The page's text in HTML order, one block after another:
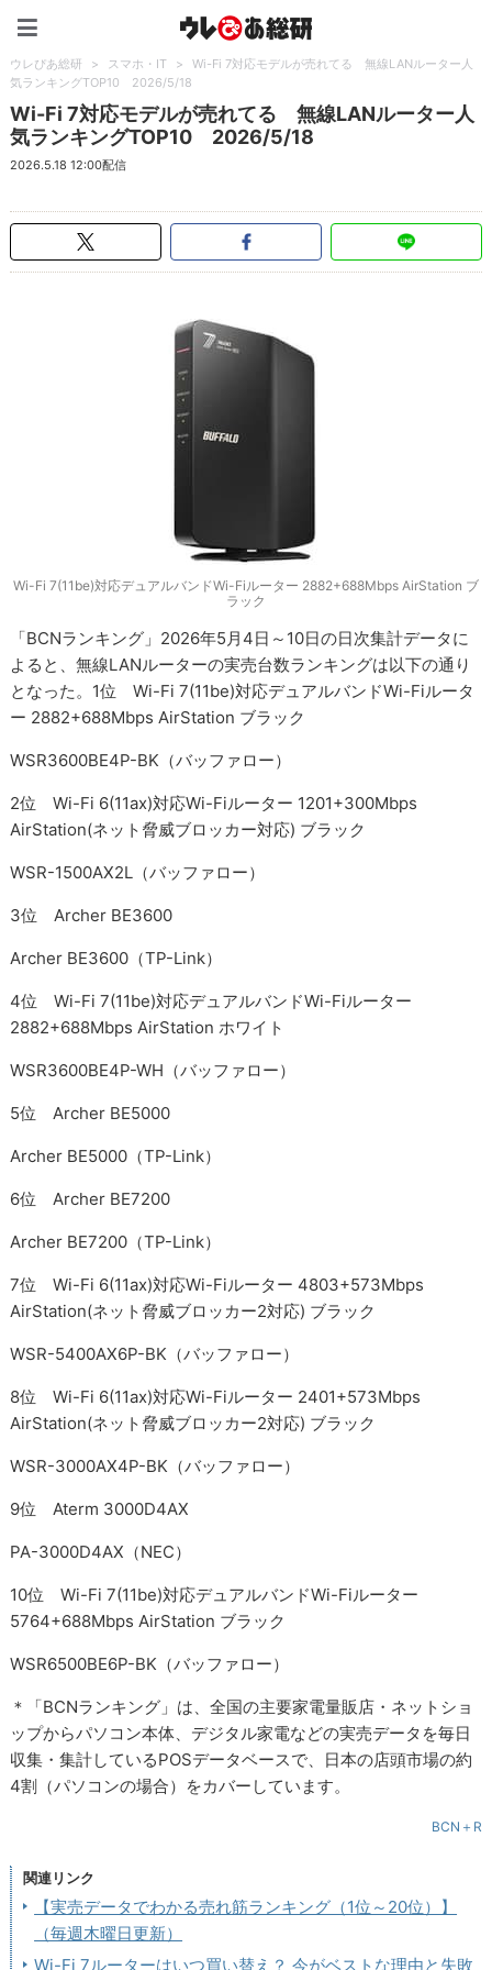
ウレぴあ総研 > スマホ・IT >
Wi-Fi 7対応モデルが売れてる 無線LANルーター人
気ランキングTOP10 2026/5/18
Wi-Fi 7対応モデルが売れてる 無線LANルーター人
気ランキングTOP10 2026/5/18
2026.5.18 12:00配信
Wi-Fi 7(11be)対応デュアルバンドWi-Fiルーター 2882+688Mbps AirStation ブ
ラック
「BCNランキング」2026年5月4日～10日の日次集計データに
よると、無線LANルーターの実売台数ランキングは以下の通り
となった。1位 Wi-Fi 7(11be)対応デュアルバンドWi-Fiルータ
ー 2882+688Mbps AirStation ブラック
WSR3600BE4P-BK（バッファロー）
2位 Wi-Fi 6(11ax)対応Wi-Fiルーター 1201+300Mbps
AirStation(ネット脅威ブロッカー対応) ブラック
WSR-1500AX2L（バッファロー）
3位 Archer BE3600
Archer BE3600（TP-Link）
4位 Wi-Fi 7(11be)対応デュアルバンドWi-Fiルーター
2882+688Mbps AirStation ホワイト
WSR3600BE4P-WH（バッファロー）
5位 Archer BE5000
Archer BE5000（TP-Link）
6位 Archer BE7200
Archer BE7200（TP-Link）
7位 Wi-Fi 6(11ax)対応Wi-Fiルーター 4803+573Mbps
AirStation(ネット脅威ブロッカー2対応) ブラック
WSR-5400AX6P-BK（バッファロー）
8位 Wi-Fi 6(11ax)対応Wi-Fiルーター 2401+573Mbps
AirStation(ネット脅威ブロッカー2対応) ブラック
WSR-3000AX4P-BK（バッファロー）
9位 Aterm 3000D4AX
PA-3000D4AX（NEC）
10位 Wi-Fi 7(11be)対応デュアルバンドWi-Fiルーター
5764+688Mbps AirStation ブラック
WSR6500BE6P-BK（バッファロー）
＊「BCNランキング」は、全国の主要家電量販店・ネットショ
ップからパソコン本体、デジタル家電などの実売データを毎日
収集・集計しているPOSデータベースで、日本の店頭市場の約
4割（パソコンの場合）をカバーしています。
BCN＋R
関連リンク
【実売データでわかる売れ筋ランキング（1位～20位）】
（毎週木曜日更新）
Wi-Fi 7ルーターはいつ買い替え？ 今がベストな理由と失敗